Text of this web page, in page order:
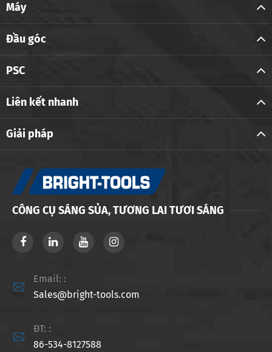
Máy
Đầu góc
PSC
Liên kết nhanh
Giải pháp
CÔNG CỤ SÁNG SỦA, TƯƠNG LAI TƯƠI SÁNG

Email: :
Sales@bright-tools.com

ĐT: :
86-534-8127588